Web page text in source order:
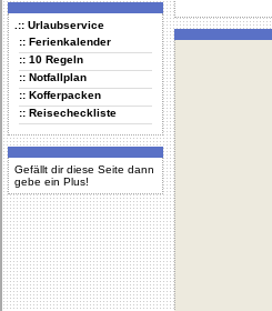
.:: Urlaubservice
:: Ferienkalender
:: 10 Regeln
:: Notfallplan
:: Kofferpacken
:: Reisecheckliste
Gefällt dir diese Seite dann
gebe ein Plus!